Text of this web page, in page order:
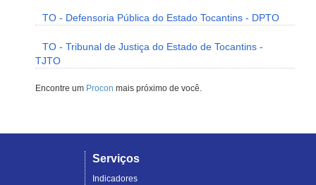
TO - Defensoria Pública do Estado Tocantins - DPTO
TO - Tribunal de Justiça do Estado de Tocantins -
TJTO
Encontre um Procon mais próximo de você.
Serviços
Indicadores